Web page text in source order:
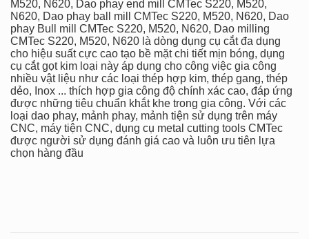
M520, N620, Dao phay end mill CMTec S220, M520,
N620, Dao phay ball mill CMTec S220, M520, N620, Dao
phay Bull mill CMTec S220, M520, N620, Dao milling
CMTec S220, M520, N620 là dòng dụng cụ cắt đa dụng
cho hiệu suất cực cao tạo bề mặt chi tiết mịn bóng, dụng
cụ cắt gọt kim loại này áp dụng cho công việc gia công
nhiều vật liệu như các loại thép hợp kim, thép gang, thép
dẻo, Inox ... thích hợp gia công độ chính xác cao, đáp ứng
được những tiêu chuẩn khắt khe trong gia công. Với các
loại dao phay, mảnh phay, mảnh tiện sử dụng trên máy
CNC, máy tiện CNC, dụng cụ metal cutting tools CMTec
được người sử dụng đánh giá cao và luôn ưu tiên lựa
chọn hàng đầu